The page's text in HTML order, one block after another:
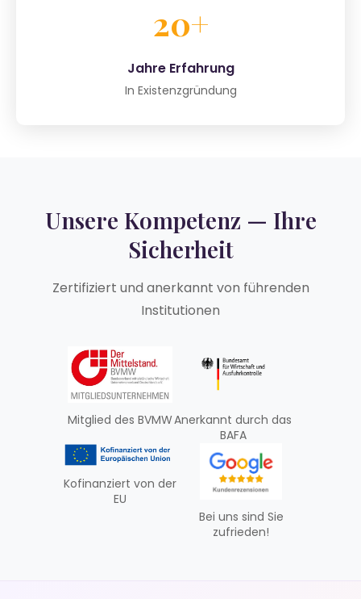
20+
Jahre Erfahrung
In Existenzgründung
Unsere Kompetenz — Ihre
Sicherheit
Zertifiziert und anerkannt von führenden
Institutionen
Mitglied des BVMWAnerkannt durch das
BAFA
Kofinanziert von der
EU
Bei uns sind Sie
zufrieden!